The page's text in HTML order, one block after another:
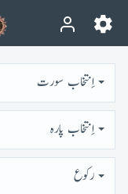
اِنتخاب سورت
اِنتخاب پارہ
رُكوع